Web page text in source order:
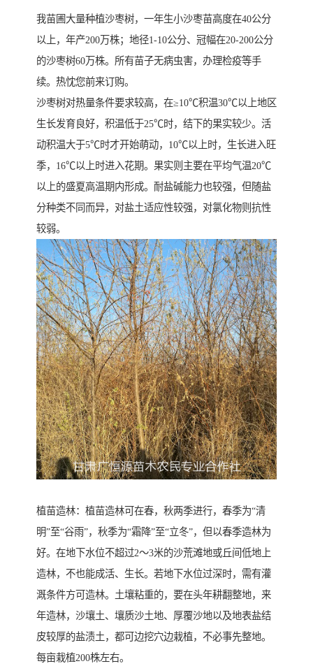
我苗圃大量种植沙枣树，一年生小沙枣苗高度在40公分
以上，年产200万株；地径1-10公分、冠幅在20-200公分
的沙枣树60万株。所有苗子无病虫害，办理检疫等手
续。热忱您前来订购。
沙枣树对热量条件要求较高，在≥10℃积温30℃以上地区
生长发育良好，积温低于25℃时，结下的果实较少。活
动积温大于5℃时才开始萌动，10℃以上时，生长进入旺
季，16℃以上时进入花期。果实则主要在平均气温20℃
以上的盛夏高温期内形成。耐盐碱能力也较强，但随盐
分种类不同而异，对盐土适应性较强，对氯化物则抗性
较弱。
植苗造林：植苗造林可在春，秋两季进行，春季为“清
明”至“谷雨”，秋季为“霜降”至“立冬”，但以春季造林为
好。在地下水位不超过2～3米的沙荒滩地或丘间低地上
造林，不也能成活、生长。若地下水位过深时，需有灌
溉条件方可造林。土壤粘重的，要在头年耕翻整地，来
年造林，沙壤土、壤质沙土地、厚覆沙地以及地表盐结
皮较厚的盐渍土，都可边挖穴边栽植，不必事先整地。
每亩栽植200株左右。